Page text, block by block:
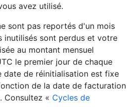
avez utilisé.
sont pas reportés d'un mois
inutilisés sont perdus et votre
au montant mensuel
le premier jour de chaque
date de réinitialisation est fixe
de la date de facturation
Consultez « Cycles de